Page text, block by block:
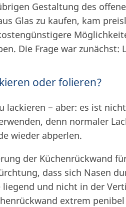
Gestaltung des
Glas zu kaufen, kam
Die Frage war zunächst:
oder folieren?
lackieren − aber: es ist
denn normaler
wieder abperlen.
der Küchenrückwand
dass sich Nasen
liegend und nicht in der
extrem